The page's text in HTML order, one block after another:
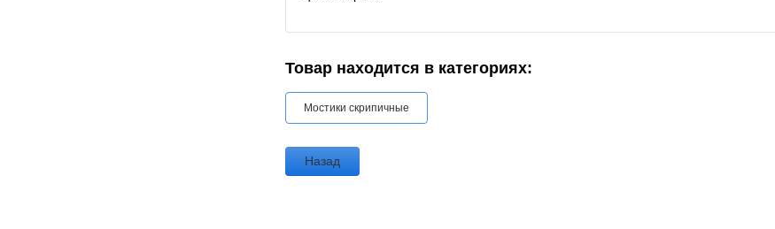
Товар находится в категориях:
Мостики скрипичные
Назад